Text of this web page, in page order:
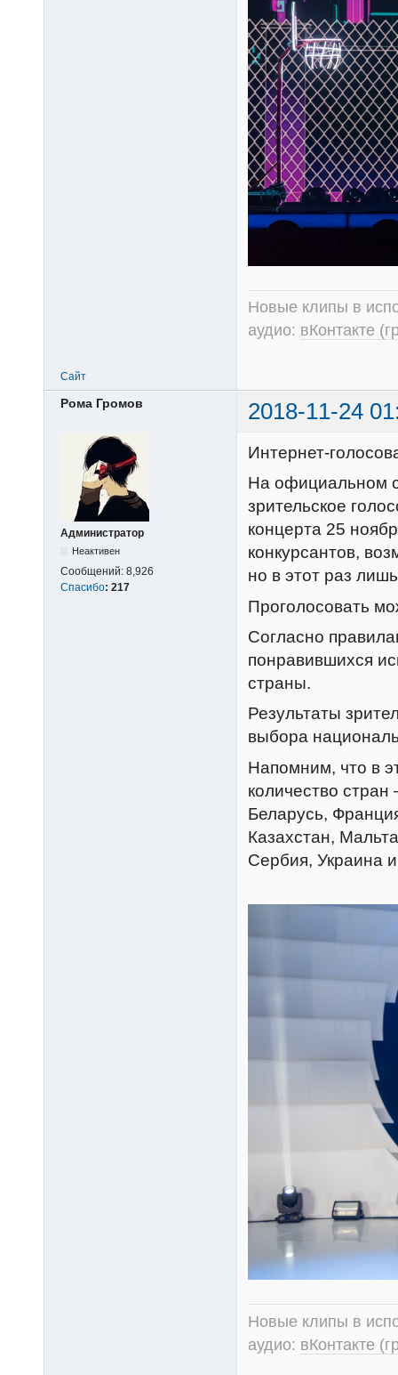
Новые клипы в
аудио: вКонтакте
Сайт
Рома Громов 2018-11-24
Администратор
Неактивен
Сообщений: 8,926
Спасибо: 217
Интернет-
На официальном
зрительское
концерта 25
конкурсантов,
но в этот раз
Проголосовать
Согласно
понравившихся
страны.
Результаты
выбора
Напомним, что в
количество
Беларусь,
Казахстан,
Сербия, Украина
Новые клипы в
аудио: вКонтакте